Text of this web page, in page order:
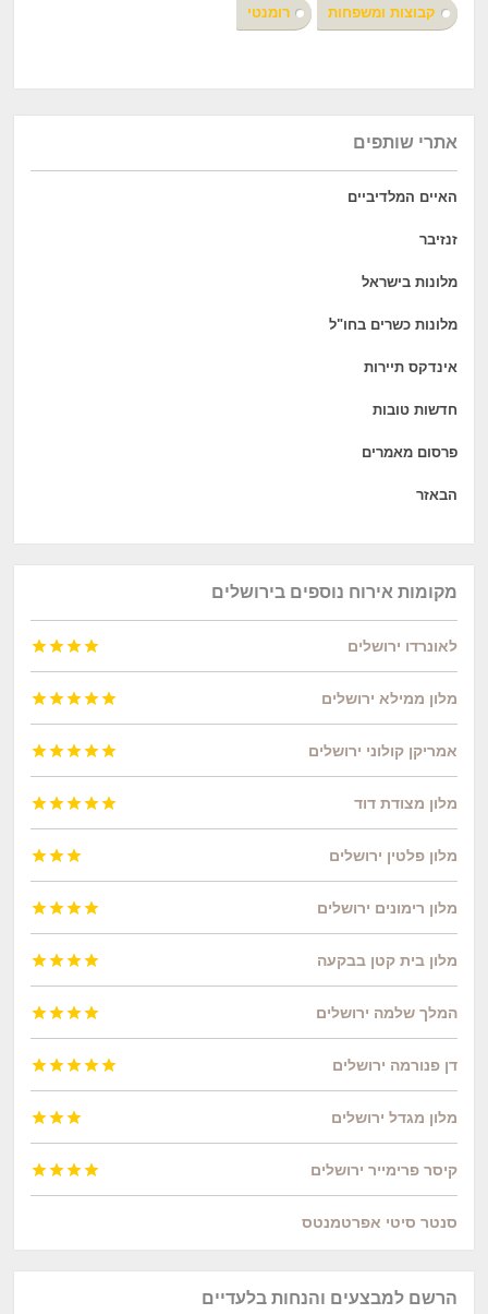
קבוצות ומשפחות רומנטי
הרשם למבצעים והנחות בלעדיים
מקומות אירוח נוספים בירושלים
לאונרדו ירושלים 



מלון ממילא ירושלים 




אמריקן קולוני ירושלים 




מלון מצודת דוד 




מלון פלטין ירושלים 


מלון רימונים ירושלים 



מלון בית קטן בבקעה 



המלך שלמה ירושלים 



דן פנורמה ירושלים 




מלון מגדל ירושלים 


קיסר פרימייר ירושלים 



סנטר סיטי אפרטמנטס
אתרי שותפים
האיים המלדיביים
זנזיבר
מלונות בישראל
מלונות כשרים בחו"ל
אינדקס תיירות
חדשות טובות
פרסום מאמרים
הבאזר